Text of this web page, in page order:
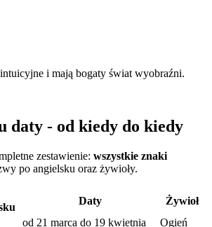
i mają bogaty świat wyobraźni.
daty - od kiedy do kiedy
zestawienie: wszystkie znaki
po angielsku oraz żywioły.
Daty
Żywioł
od 21 marca do 19 kwietnia
Ogień